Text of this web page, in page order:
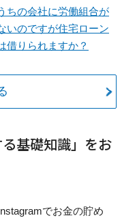
ちの会社に労働組合が
いのですが住宅ローン
借りられますか？
基礎知識」をお
でお金の貯め